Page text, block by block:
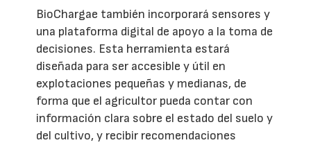
BioChargae también incorporará sensores y
una plataforma digital de apoyo a la toma de
decisiones. Esta herramienta estará
diseñada para ser accesible y útil en
explotaciones pequeñas y medianas, de
forma que el agricultor pueda contar con
información clara sobre el estado del suelo y
del cultivo, y recibir recomendaciones